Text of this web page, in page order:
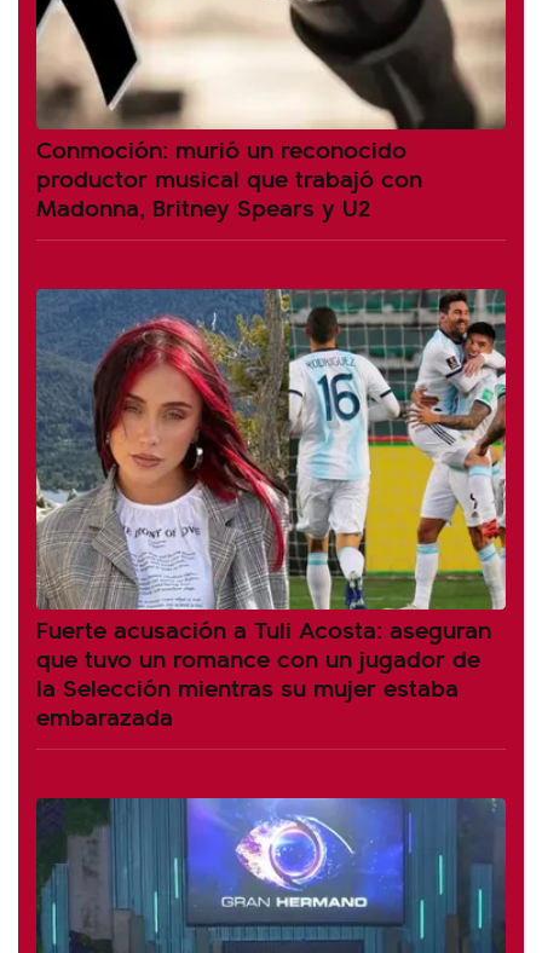
Conmoción: murió un reconocido
productor musical que trabajó con
Madonna, Britney Spears y U2
Fuerte acusación a Tuli Acosta: aseguran
que tuvo un romance con un jugador de
la Selección mientras su mujer estaba
embarazada